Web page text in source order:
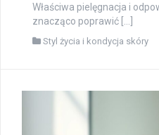
Właściwa pielęgnacja i
znacząco poprawić […]
Styl życia i kondycja skóry